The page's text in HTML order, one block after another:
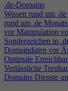
.de-Domains
Wissen rund um .de
rund um .de
vor Manipulation
Sonderzeichen in
Domaindaten vor
Optimale
Verlässliche
Domains Dienste